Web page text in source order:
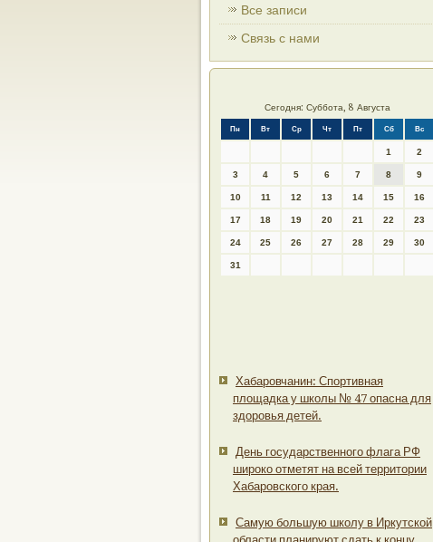
Все записи
Связь с нами
Сегодня: Суббота, 8 Августа
Пн Вт Ср Чт Пт Сб Вс
1 2
3 4 5 6 7 8 9
10 11 12 13 14 15 16
17 18 19 20 21 22 23
24 25 26 27 28 29 30
31
Хабаровчанин: Спортивная
площадка у школы № 47 опасна для
здоровья детей.
День государственного флага РФ
широко отметят на всей территории
Хабаровского края.
Самую большую школу в Иркутской